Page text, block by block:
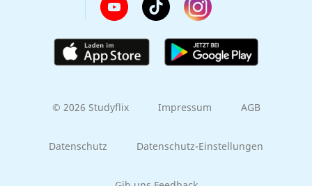
© 2026 Studyflix Impressum AGB
Datenschutz Datenschutz-Einstellungen